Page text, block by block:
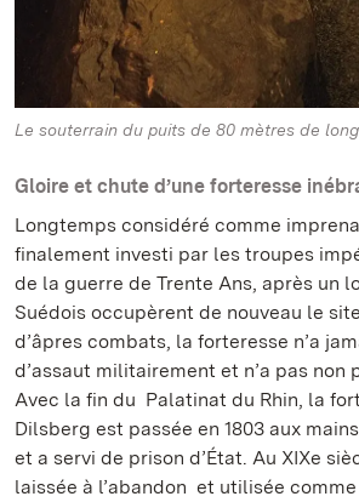
Le souterrain du puits de 80 mètres de
Gloire et chute d’une forteresse
Longtemps considéré comme
finalement investi par les troupes
de la guerre de Trente Ans, après un
Suédois occupèrent de nouveau le
d’âpres combats, la forteresse n’a
d’assaut militairement et n’a pas non
Avec la fin du Palatinat du Rhin, la
Dilsberg est passée en 1803 aux
et a servi de prison d’État. Au XIXe
laissée à l’abandon et utilisée